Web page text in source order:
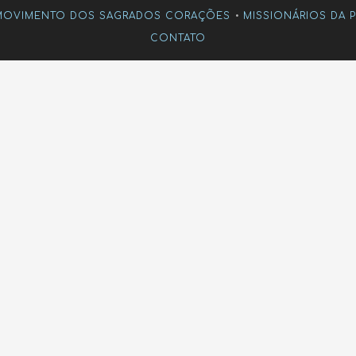
DOS SAGRADOS CORAÇÕES MISSIONÁRIOS DA
CONTATO